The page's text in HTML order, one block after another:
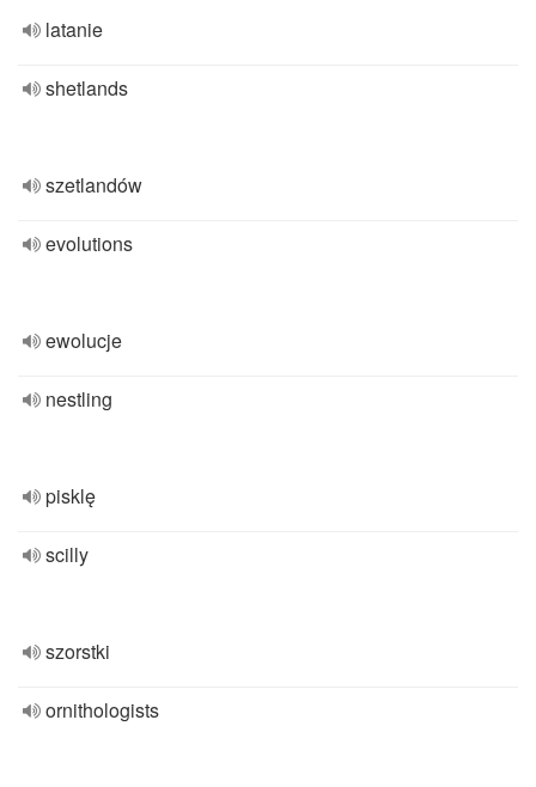
latanie
shetlands
szetlandów
evolutions
ewolucje
nestling
pisklę
scilly
szorstki
ornithologists